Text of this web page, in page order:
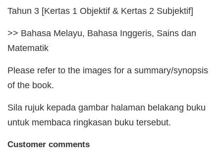
Tahun 3 [Kertas 1 Objektif & Kertas 2 Subjektif]
>> Bahasa Melayu, Bahasa Inggeris, Sains dan
Matematik
Please refer to the images for a summary/synopsis
of the book.
Sila rujuk kepada gambar halaman belakang buku
untuk membaca ringkasan buku tersebut.
Customer comments